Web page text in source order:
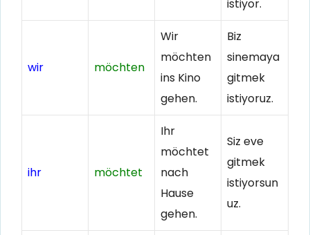
istiyor.
wir möchten
Wir
möchten
ins Kino
gehen.
Biz
sinemaya
gitmek
istiyoruz.
ihr möchtet
Ihr
möchtet
nach
Hause
gehen.
Siz eve
gitmek
istiyorsun
uz.